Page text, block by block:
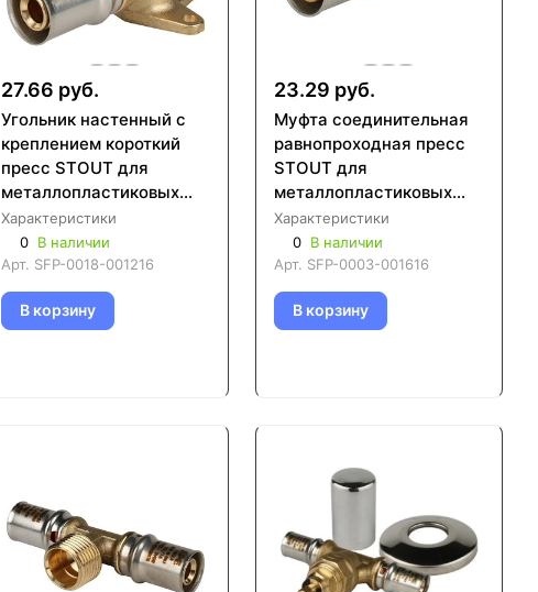
27.66 руб.
Угольник настенный с
креплением короткий
пресс STOUT для
металлопластиковых
труб (SFP-0018)
Характеристики
0 В наличии
Арт. SFP-0018-001216
В корзину
23.29 руб.
Муфта соединительная
равнопроходная пресс
STOUT для
металлопластиковых
труб (SFP-0003)
Характеристики
0 В наличии
Арт. SFP-0003-001616
В корзину